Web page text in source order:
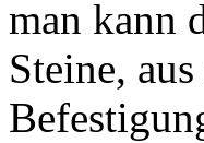
man kann
Steine,